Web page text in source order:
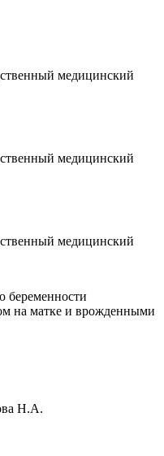
медицинский
медицинский
медицинский
беременности
на матке и врожденными
Н.А.